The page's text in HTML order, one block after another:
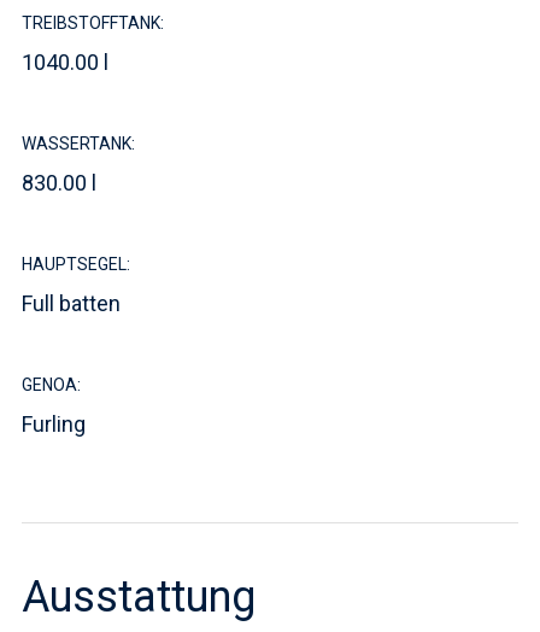
TREIBSTOFFTANK:
1040.00 l
WASSERTANK:
830.00 l
HAUPTSEGEL:
Full batten
GENOA:
Furling
Ausstattung